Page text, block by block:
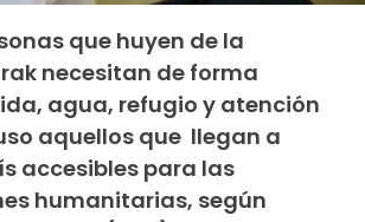
que huyen de la
necesitan de forma
agua, refugio y atención
aquellos que llegan a
accesibles para las
humanitarias, según